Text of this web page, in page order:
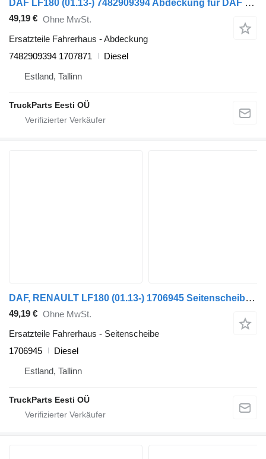
DAF LF180 (01.13-) 7482909394 Abdeckung für DAF LF45, LF55, LF180, CF65, CF75, CF85 (2001-) Sattelzugmaschine
49,19 € Ohne MwSt.
Ersatzteile Fahrerhaus - Abdeckung
7482909394 1707871
Diesel
Estland, Tallinn
TruckParts Eesti OÜ
DAF, RENAULT LF180 (01.13-) 1706945 Seitenscheibe für DAF LF45, LF55, LF180, CF65, CF75, CF85 (2001-) Sattelzugmaschine
49,19 € Ohne MwSt.
Ersatzteile Fahrerhaus - Seitenscheibe
1706945
Diesel
Estland, Tallinn
TruckParts Eesti OÜ